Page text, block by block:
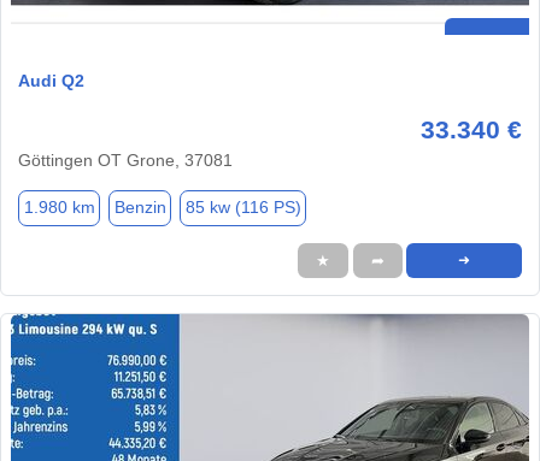
Audi Q2
33.340 €
Göttingen OT Grone, 37081
1.980 km Benzin 85 kw (116 PS)
★ ➦ ➜